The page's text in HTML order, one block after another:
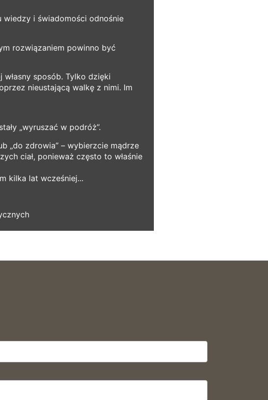
wiedzy i świadomości odnośnie
rozwiązaniem powinno być
sposób. Tylko dzięki
nieustającą walkę z nimi. Im
„wyruszać w podróż”.
„do zdrowia” – wybierzcie mądrze
ciał, ponieważ często to właśnie
kilka lat wcześniej...